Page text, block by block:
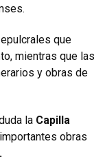
que
mientras que las
y obras de
la Capilla
obras